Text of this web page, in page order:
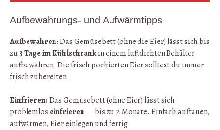
Aufbewahrungs- und Aufwärmtipps
Aufbewahren:Das Gemüsebett (ohne die Eier) lässt sich bis
zu3 Tage im Kühlschrankin einem luftdichten Behälter
aufbewahren. Die frisch pochierten Eier solltest du immer
frisch zubereiten.
Einfrieren:Das Gemüsebett (ohne Eier) lässt sich
problemlos einfrieren— bis zu 2 Monate. Einfach auftauen,
aufwärmen, Eier einlegen und fertig.